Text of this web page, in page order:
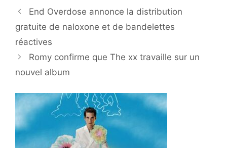
End Overdose annonce la distribution
gratuite de naloxone et de bandelettes
réactives
Romy confirme que The xx travaille sur un
nouvel album